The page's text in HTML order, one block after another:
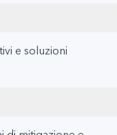
e soluzioni